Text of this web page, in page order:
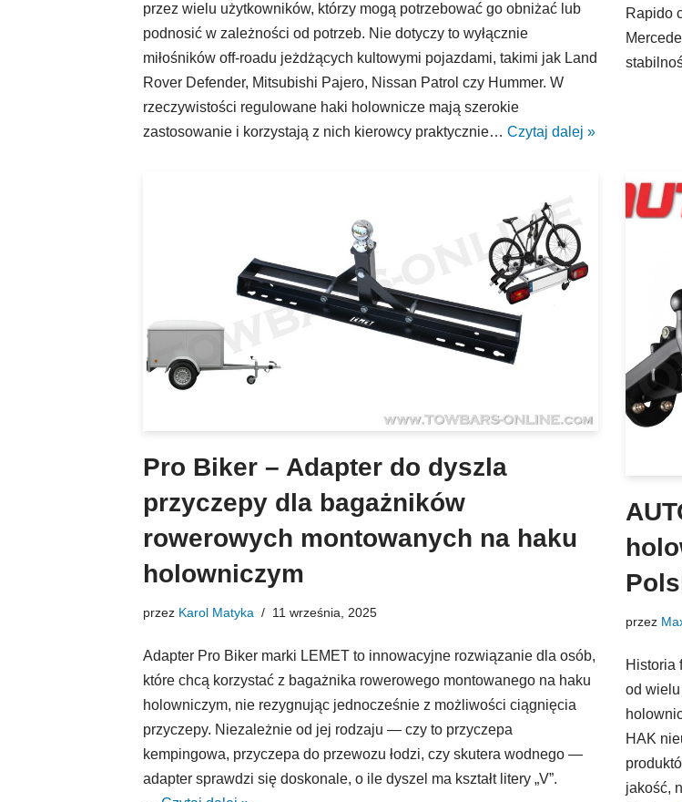
przez wielu użytkowników, którzy mogą potrzebować go obniżać lub
podnosić w zależności od potrzeb. Nie dotyczy to wyłącznie
miłośników off-roadu jeżdżących kultowymi pojazdami, takimi jak Land
Rover Defender, Mitsubishi Pajero, Nissan Patrol czy Hummer. W
rzeczywistości regulowane haki holownicze mają szerokie
zastosowanie i korzystają z nich kierowcy praktycznie… Czytaj dalej »
Rapido
Pro Biker – Adapter do dyszla
przyczepy dla bagażników
rowerowych montowanych na haku
holowniczym
przez Karol Matyka 11 września, 2025
Adapter Pro Biker marki LEMET to innowacyjne rozwiązanie dla osób,
które chcą korzystać z bagażnika rowerowego montowanego na haku
holowniczym, nie rezygnując jednocześnie z możliwości ciągnięcia
przyczepy. Niezależnie od jej rodzaju — czy to przyczepa
kempingowa, przyczepa do przewozu łodzi, czy skutera wodnego —
adapter sprawdzi się doskonale, o ile dyszel ma kształt litery „V”.
przez
Historia
od
HAK
jakość,